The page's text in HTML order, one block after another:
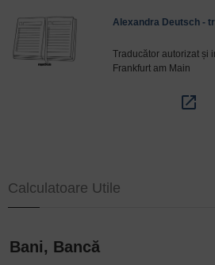
Alexandra Deutsch -
Traducător autorizat și
Frankfurt am Main
open_in_new
Calculatoare Utile
Bani, Bancă